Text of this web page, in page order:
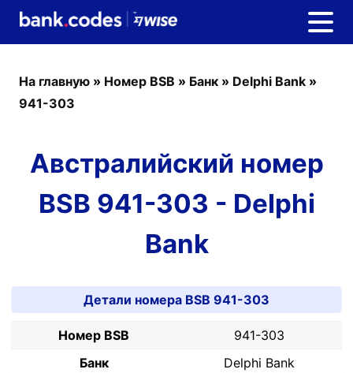
На главную » Номер BSB » Банк » Delphi Bank »
941-303
Австралийский номер
BSB 941-303 - Delphi
Bank
Детали номера BSB 941-303
Номер BSB
941-303
Банк
Delphi Bank